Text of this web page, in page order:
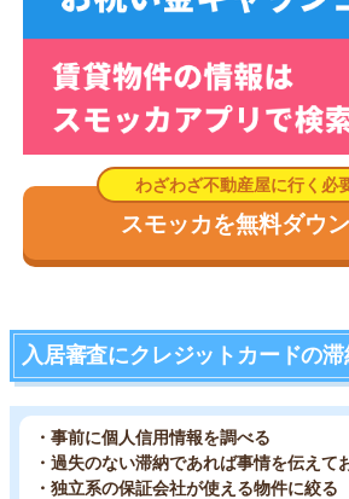
スモッカを無料ダウ
入居審査にクレジットカードの
・事前に個人信用情報を調べる
・過失のない滞納であれば事情を伝えて
・独立系の保証会社が使える物件に絞る